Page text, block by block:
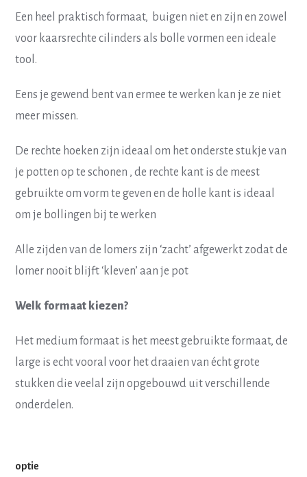
Een heel praktisch formaat, buigen niet en zijn en zowel
voor kaarsrechte cilinders als bolle vormen een ideale
tool.
Eens je gewend bent van ermee te werken kan je ze niet
meer missen.
De rechte hoeken zijn ideaal om het onderste stukje van
je potten op te schonen , de rechte kant is de meest
gebruikte om vorm te geven en de holle kant is ideaal
om je bollingen bij te werken
Alle zijden van de lomers zijn ‘zacht’ afgewerkt zodat de
lomer nooit blijft ‘kleven’ aan je pot
Welk formaat kiezen?
Het medium formaat is het meest gebruikte formaat, de
large is echt vooral voor het draaien van écht grote
stukken die veelal zijn opgebouwd uit verschillende
onderdelen.
optie